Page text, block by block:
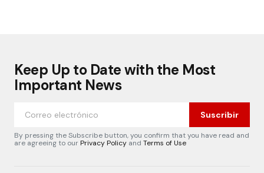
Keep Up to Date with the Most
Important News
Suscribir
By pressing the Subscribe button, you confirm that you have read and
are agreeing to ourPrivacy Policy and Terms of Use